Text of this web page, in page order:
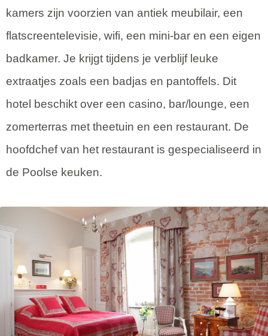
kamers zijn voorzien van antiek meubilair, een
flatscreentelevisie, wifi, een mini-bar en een eigen
badkamer. Je krijgt tijdens je verblijf leuke
extraatjes zoals een badjas en pantoffels. Dit
hotel beschikt over een casino, bar/lounge, een
zomerterras met theetuin en een restaurant. De
hoofdchef van het restaurant is gespecialiseerd in
de Poolse keuken.